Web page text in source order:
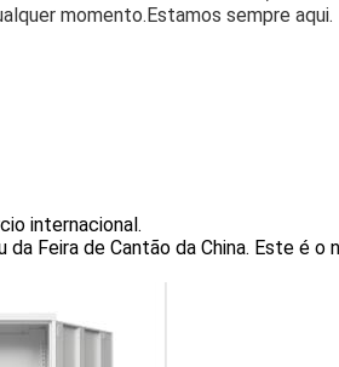
momento.Estamos sempre aqui.
internacional.
Feira de Cantão da China. Este é o